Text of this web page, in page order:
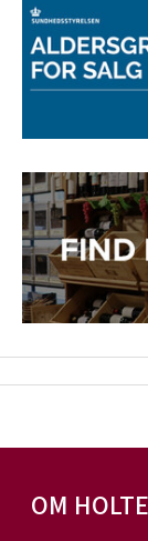
OM